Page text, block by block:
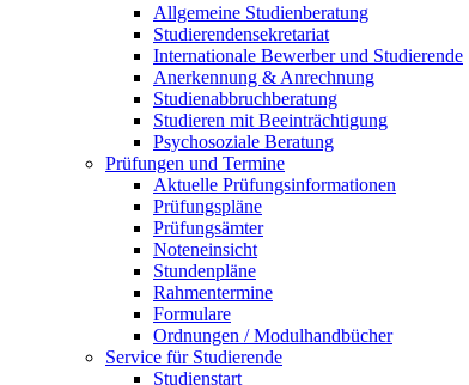
Allgemeine Studienberatung
Studierendensekretariat
Internationale Bewerber und Studierende
Anerkennung & Anrechnung
Studienabbruchberatung
Studieren mit Beeinträchtigung
Psychosoziale Beratung
Prüfungen und Termine
Aktuelle Prüfungsinformationen
Prüfungspläne
Prüfungsämter
Noteneinsicht
Stundenpläne
Rahmentermine
Formulare
Ordnungen / Modulhandbücher
Service für Studierende
Studienstart